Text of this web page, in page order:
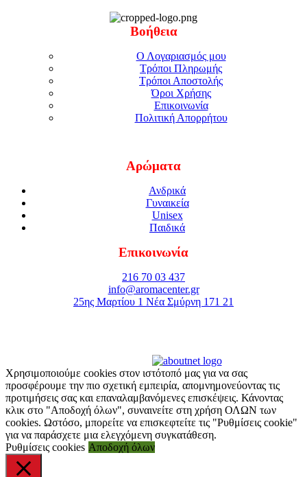
Βοήθεια
Ο Λογαριασμός μου
Τρόποι Πληρωμής
Τρόποι Αποστολής
Όροι Χρήσης
Επικοινωνία
Πολιτική Απορρήτου
Αρώματα
Ανδρικά
Γυναικεία
Unisex
Παιδικά
Επικοινωνία
216 70 03 437
info@aromacenter.gr
25ης Μαρτίου 1 Νέα Σμύρνη 171 21
Χρησιμοποιούμε cookies στον ιστότοπό μας για να σας
προσφέρουμε την πιο σχετική εμπειρία, απομνημονεύοντας τις
προτιμήσεις σας και επαναλαμβανόμενες επισκέψεις. Κάνοντας
κλικ στο "Αποδοχή όλων", συναινείτε στη χρήση ΟΛΩΝ των
cookies. Ωστόσο, μπορείτε να επισκεφτείτε τις "Ρυθμίσεις cookie"
για να παράσχετε μια ελεγχόμενη συγκατάθεση.
Ρυθμίσεις cookies Αποδοχή όλων